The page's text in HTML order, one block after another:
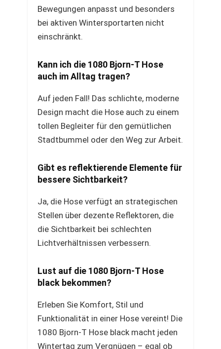
Bewegungen anpasst und besonders
bei aktiven Wintersportarten nicht
einschränkt.
Kann ich die 1080 Bjorn-T Hose
auch im Alltag tragen?
Auf jeden Fall! Das schlichte, moderne
Design macht die Hose auch zu einem
tollen Begleiter für den gemütlichen
Stadtbummel oder den Weg zur Arbeit.
Gibt es reflektierende Elemente für
bessere Sichtbarkeit?
Ja, die Hose verfügt an strategischen
Stellen über dezente Reflektoren, die
die Sichtbarkeit bei schlechten
Lichtverhältnissen verbessern.
Lust auf die 1080 Bjorn-T Hose
black bekommen?
Erleben Sie Komfort, Stil und
Funktionalität in einer Hose vereint! Die
1080 Bjorn-T Hose black macht jeden
Wintertag zum Vergnügen – egal ob